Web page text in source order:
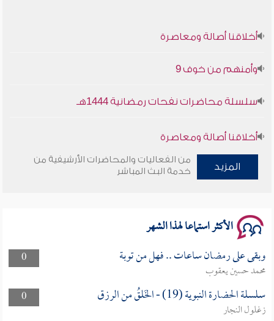
أخلاقنا أصالة ومعاصرة
وأمنهم من خوف 9
سلسلة محاضرات نفحات رمضانية 1444هـ
أخلاقنا أصالة ومعاصرة
وأمنهم من خوف 9
المزيد
من الفعاليات والمحاضرات الأرشيفية من
خدمة البث المباشر
الأكثر استماعا لهذا الشهر
0 وبقى على رمضان ساعات .. فهل من توبة
محمد حسين يعقوب
0
سلسلة الحضارة النبوية (19) - الخَلقُ من الرزق
زغلول النجار